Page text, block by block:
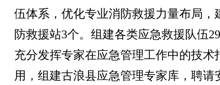
伍体系，优化专业消防救援力量布局，
防救援站3个。组建各类应急救援队伍
充分发挥专家在应急管理工作中的技术
用，组建古浪县应急管理专家库，聘请